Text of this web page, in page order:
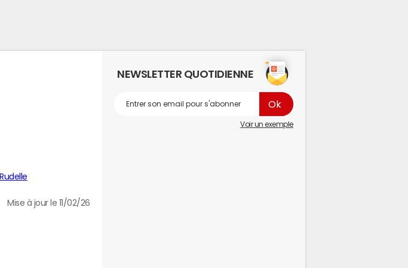
Rudelle
Mise à jour le 11/02/26
NEWSLETTER QUOTIDIENNE
Voir un exemple